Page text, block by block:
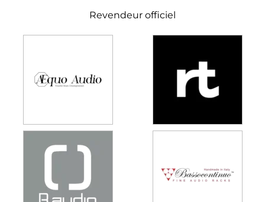
Revendeur officiel